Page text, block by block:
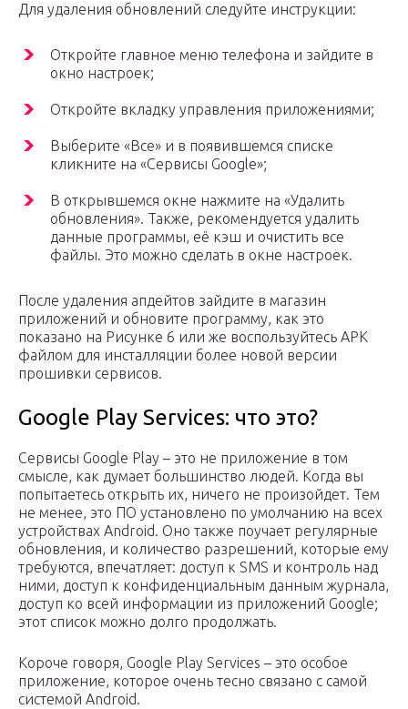
Для удаления обновлений следуйте инструкции:
Откройте главное меню телефона и зайдите в
окно настроек;
Откройте вкладку управления приложениями;
Выберите «Все» и в появившемся списке
кликните на «Сервисы Google»;
В открывшемся окне нажмите на «Удалить
обновления». Также, рекомендуется удалить
данные программы, её кэш и очистить все
файлы. Это можно сделать в окне настроек.
После удаления апдейтов зайдите в магазин
приложений и обновите программу, как это
показано на Рисунке 6 или же воспользуйтесь APK
файлом для инсталляции более новой версии
прошивки сервисов.
Google Play Services: что это?
Сервисы Google Play – это не приложение в том
смысле, как думает большинство людей. Когда вы
попытаетесь открыть их, ничего не произойдет. Тем
не менее, это ПО установлено по умолчанию на всех
устройствах Android. Оно также поучает регулярные
обновления, и количество разрешений, которые ему
требуются, впечатляет: доступ к SMS и контроль над
ними, доступ к конфиденциальным данным журнала,
доступ ко всей информации из приложений Google;
этот список можно долго продолжать.
Короче говоря, Google Play Services – это особое
приложение, которое очень тесно связано с самой
системой Android.